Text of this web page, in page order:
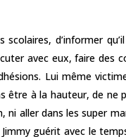
d’informer
avec eux, faire des
Lui même
être à la hauteur, de ne
ni aller dans les super
guérit avec le